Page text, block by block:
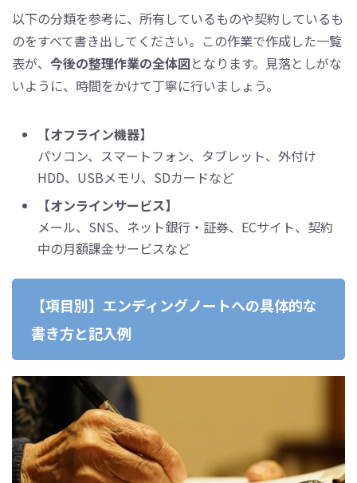
以下の分類を参考に、所有しているものや契約しているも
のをすべて書き出してください。この作業で作成した一覧
表が、 今後の整理作業の全体図となります。見落としがな
いように、時間をかけて丁寧に行いましょう。
【オフライン機器】
パソコン、スマートフォン、タブレット、外付け
HDD、USBメモリ、SDカードなど
【オンラインサービス】
メール、SNS、ネット銀行・証券、ECサイト、契約
中の月額課金サービスなど
【項目別】エンディングノートへの具体的な
書き方と記入例